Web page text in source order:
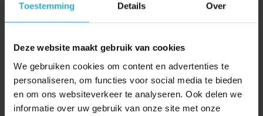
Toestemming Details Over
Deze website maakt gebruik van cookies
We gebruiken cookies om content en advertenties te
personaliseren, om functies voor social media te bieden
en om ons websiteverkeer te analyseren. Ook delen we
informatie over uw gebruik van onze site met onze
Wat is peer-to-peer (P2P)
content?
Wat is penetratiepolitiek?